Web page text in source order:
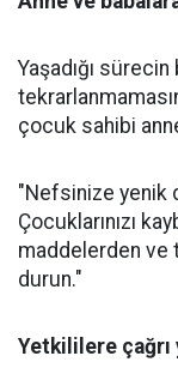
Yaşadığı
çocuk sahibi
"Nefsinize yenik
Çocuklarınızı
maddelerden ve
durun."
Yetkililere çağrı